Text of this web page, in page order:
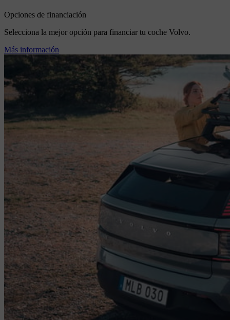
Opciones de financiación
Selecciona la mejor opción para financiar tu coche Volvo.
Más información